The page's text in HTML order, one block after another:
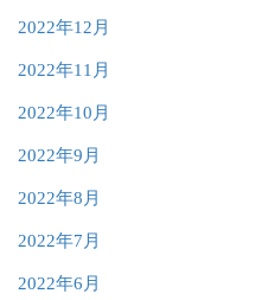
2022年12月
2022年11月
2022年10月
2022年9月
2022年8月
2022年7月
2022年6月